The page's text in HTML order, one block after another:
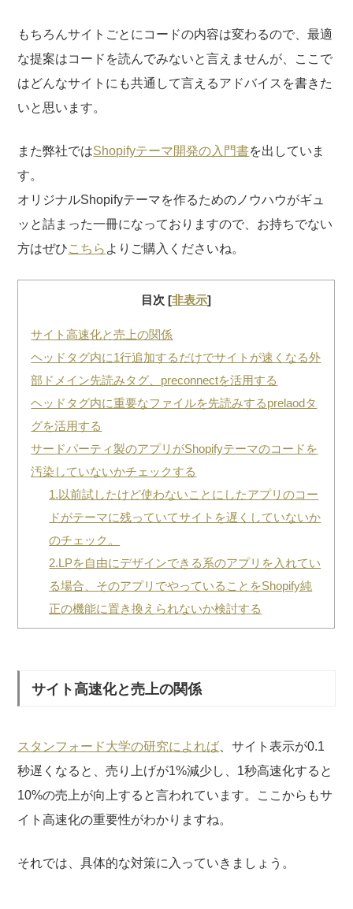
もちろんサイトごとにコードの内容は変わるので、最適
な提案はコードを読んでみないと言えませんが、ここで
はどんなサイトにも共通して言えるアドバイスを書きた
いと思います。
また弊社ではShopifyテーマ開発の入門書を出していま
す。
オリジナルShopifyテーマを作るためのノウハウがギュ
ッと詰まった一冊になっておりますので、お持ちでない
方はぜひこちら よりご購入くださいね。
目次[非表示]
サイト高速化と売上の関係
ヘッドタグ内に1行追加するだけでサイトが速くなる外
部ドメイン先読みタグ、preconnectを活用する
ヘッドタグ内に重要なファイルを先読みするprelaodタ
グを活用する
サードパーティ製のアプリがShopifyテーマのコードを
汚染していないかチェックする
1.以前試したけど使わないことにしたアプリのコー
ドがテーマに残っていてサイトを遅くしていないか
のチェック。
2.LPを自由にデザインできる系のアプリを入れてい
る場合、そのアプリでやっていることをShopify純
正の機能に置き換えられないか検討する
サイト高速化と売上の関係
スタンフォード大学の研究によれば 、サイト表示が0.1
秒遅くなると、売り上げが1%減少し、1秒高速化すると
10%の売上が向上すると言われています。ここからもサ
イト高速化の重要性がわかりますね。
それでは、具体的な対策に入っていきましょう。